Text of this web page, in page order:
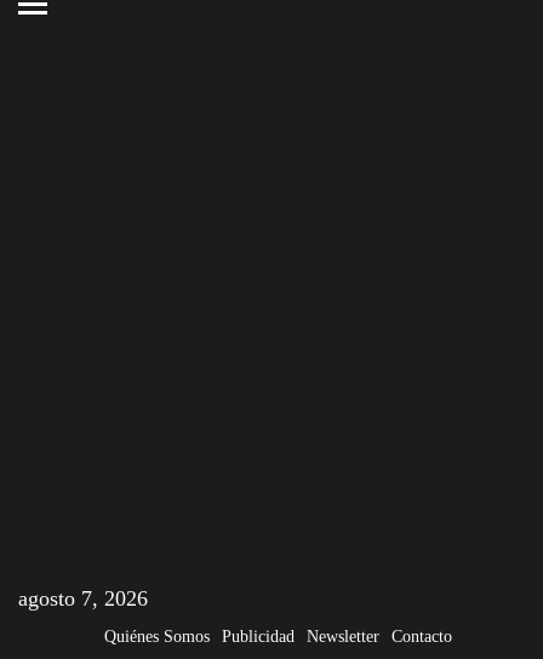
agosto 7, 2026
Quiénes Somos Publicidad Newsletter Contacto